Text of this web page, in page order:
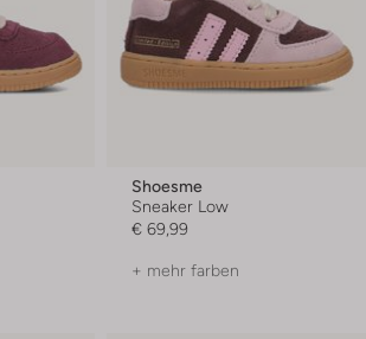
Shoesme
Sneaker Low
€ 69,99
+ mehr farben